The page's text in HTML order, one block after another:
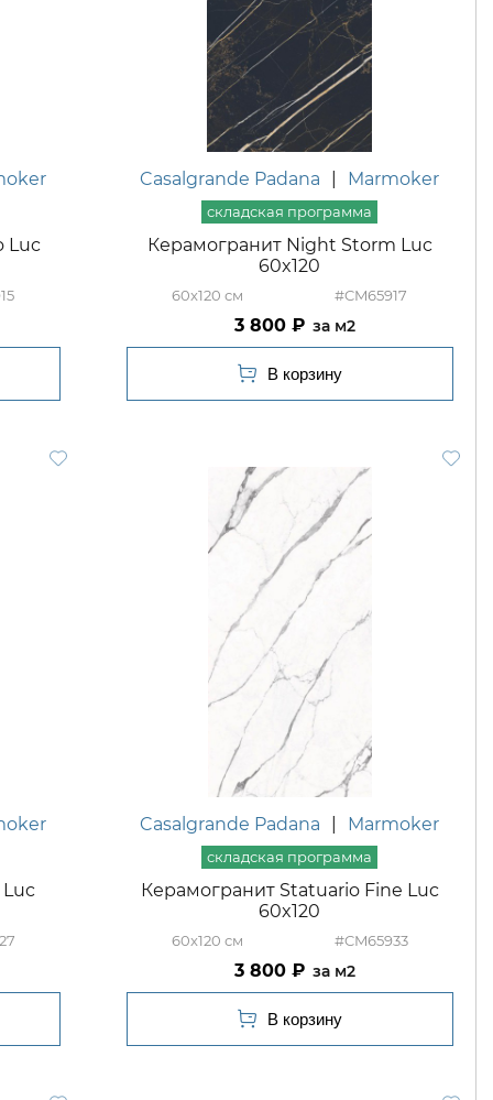
Luc
Casalgrande Padana Marmoker
Керамогранит Night Storm Luc
60x120
60x120 #CM65917
3 800 м2
Casalgrande Padana Marmoker
Керамогранит Statuario Fine Luc
60x120
60x120 #CM65933
3 800 м2